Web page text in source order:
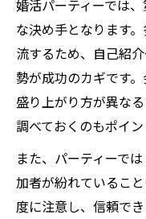
婚活パーティーでは
な決め手となります
流するため、自己紹
勢が成功のカギです
盛り上がり方が異な
調べておくのもポイン
また、パーティーで
加者が紛れているこ
度に注意し、信頼で